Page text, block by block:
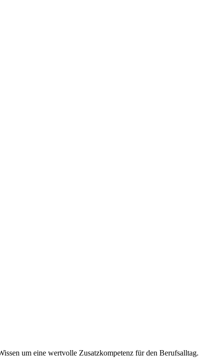
um eine wertvolle Zusatzkompetenz für den Berufsalltag.